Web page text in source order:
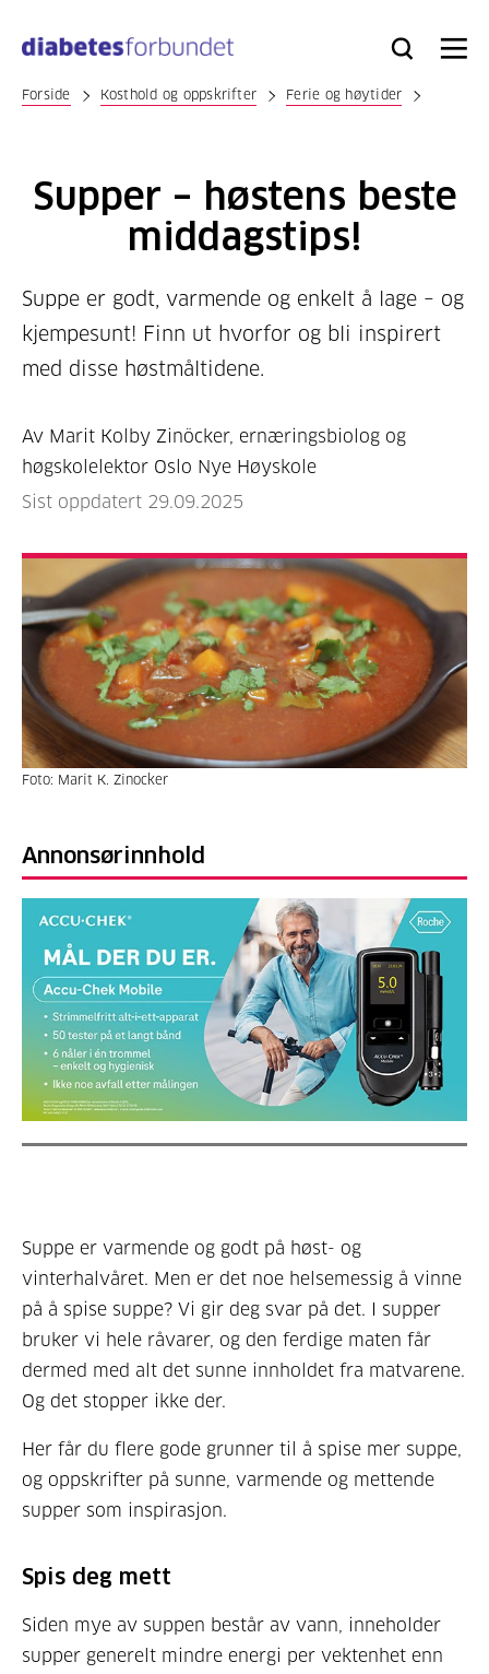
hovedinnhold
Bli
Logg
Søk Meny
Forside Kosthold og oppskrifter Ferie og høytider
Supper – høstens beste
middagstips!
Suppe er godt, varmende og enkelt å lage – og
kjempesunt! Finn ut hvorfor og bli inspirert
med disse høstmåltidene.
Av Marit Kolby Zinöcker, ernæringsbiolog og
høgskolelektor Oslo Nye Høyskole
Sist oppdatert 29.09.2025
Foto: Marit K. Zinocker
Annonsørinnhold
Suppe er varmende og godt på høst- og
vinterhalvåret. Men er det noe helsemessig å vinne
på å spise suppe? Vi gir deg svar på det. I supper
bruker vi hele råvarer, og den ferdige maten får
dermed med alt det sunne innholdet fra matvarene.
Og det stopper ikke der.
Her får du flere gode grunner til å spise mer suppe,
og oppskrifter på sunne, varmende og mettende
supper som inspirasjon.
Spis deg mett
Siden mye av suppen består av vann, inneholder
supper generelt mindre energi per vektenhet enn